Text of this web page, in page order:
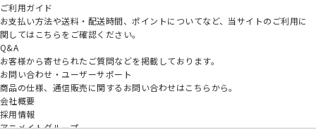
ご利用ガイド
お支払い方法や送料・配送時間、ポイントについてなど、当サイトのご利用に
関してはこちらをご確認ください。
Q&A
お客様から寄せられたご質問などを掲載しております。
お問い合わせ・ユーザーサポート
商品の仕様、通信販売に関するお問い合わせはこちらから。
会社概要
採用情報